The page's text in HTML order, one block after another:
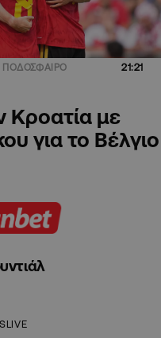
ΠΟΔΟΣΦΑΙΡΟ 21:21
Κροατία με
για το Βέλγιο